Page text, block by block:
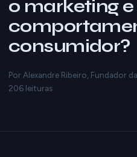
o marketing e
consumidor?
Por Alexandre Ribeiro, Fundador
206 leituras